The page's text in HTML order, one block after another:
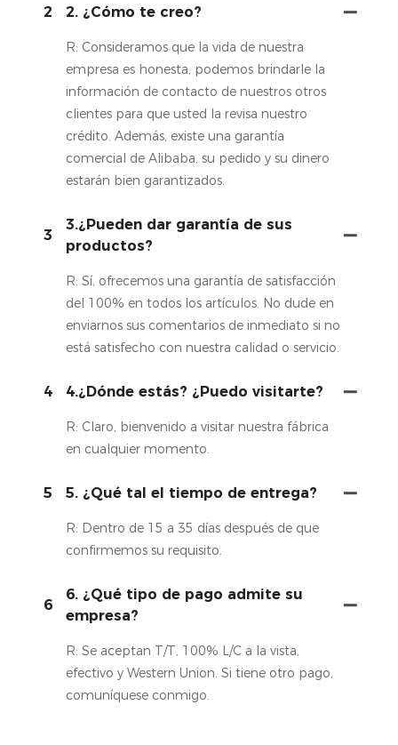
2 2. ¿Cómo te creo?
R: Consideramos que la vida de nuestra
empresa es honesta, podemos brindarle la
información de contacto de nuestros otros
clientes para que usted la revisa nuestro
crédito. Además, existe una garantía
comercial de Alibaba, su pedido y su dinero
estarán bien garantizados.
3
3.¿Pueden dar garantía de sus
productos?
R: Sí, ofrecemos una garantía de satisfacción
del 100% en todos los artículos. No dude en
enviarnos sus comentarios de inmediato si no
está satisfecho con nuestra calidad o servicio.
4 4.¿Dónde estás? ¿Puedo visitarte?
R: Claro, bienvenido a visitar nuestra fábrica
en cualquier momento.
5 5. ¿Qué tal el tiempo de entrega?
R: Dentro de 15 a 35 días después de que
confirmemos su requisito.
6
6. ¿Qué tipo de pago admite su
empresa?
R: Se aceptan T/T, 100% L/C a la vista,
efectivo y Western Union. Si tiene otro pago,
comuníquese conmigo.